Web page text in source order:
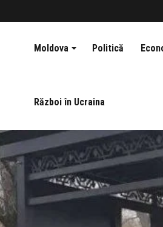
Moldova Politică
Război în Ucraina